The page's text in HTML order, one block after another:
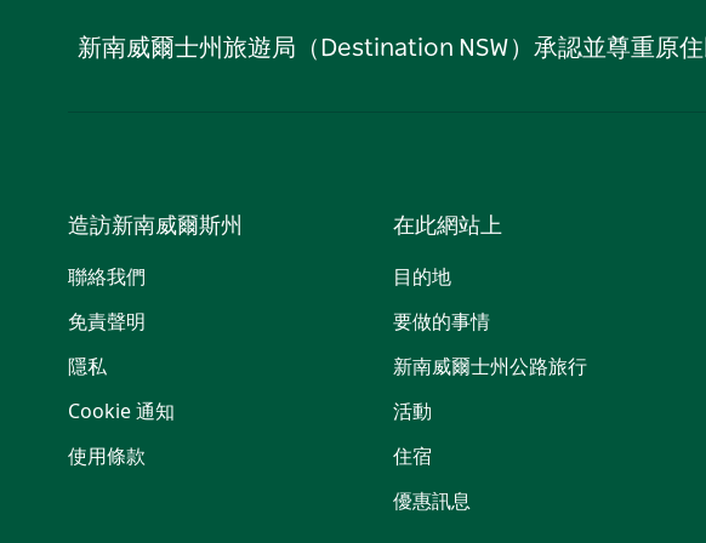
新南威爾士州旅遊局（Destination NSW）承認並尊重原
造訪新南威爾斯州
聯絡我們
免責聲明
隱私
Cookie 通知
使用條款
在此網站上
目的地
要做的事情
新南威爾士州公路旅行
活動
住宿
優惠訊息